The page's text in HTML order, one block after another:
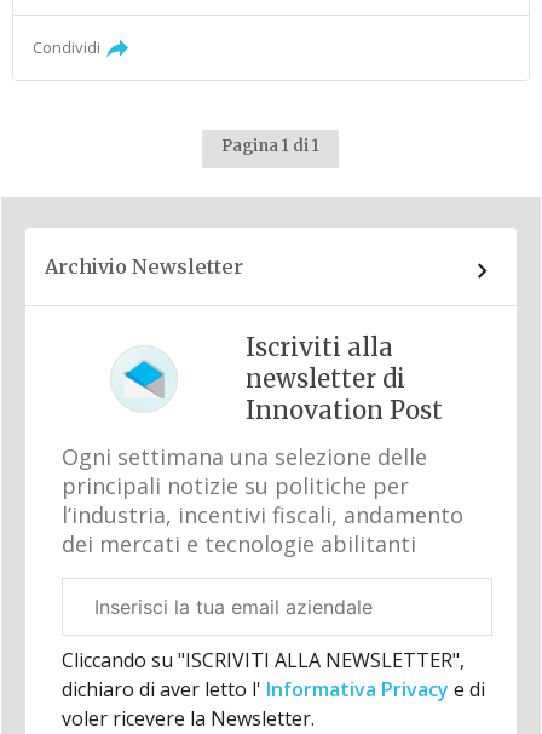
Condividi
Pagina 1 di 1
Archivio Newsletter
Iscriviti alla
newsletter di
Innovation Post
Ogni settimana una selezione delle
principali notizie su politiche per
l’industria, incentivi fiscali, andamento
dei mercati e tecnologie abilitanti
aziendale
Cliccando su "ISCRIVITI ALLA NEWSLETTER",
dichiaro di aver letto l' Informativa Privacy e di
voler ricevere la Newsletter.